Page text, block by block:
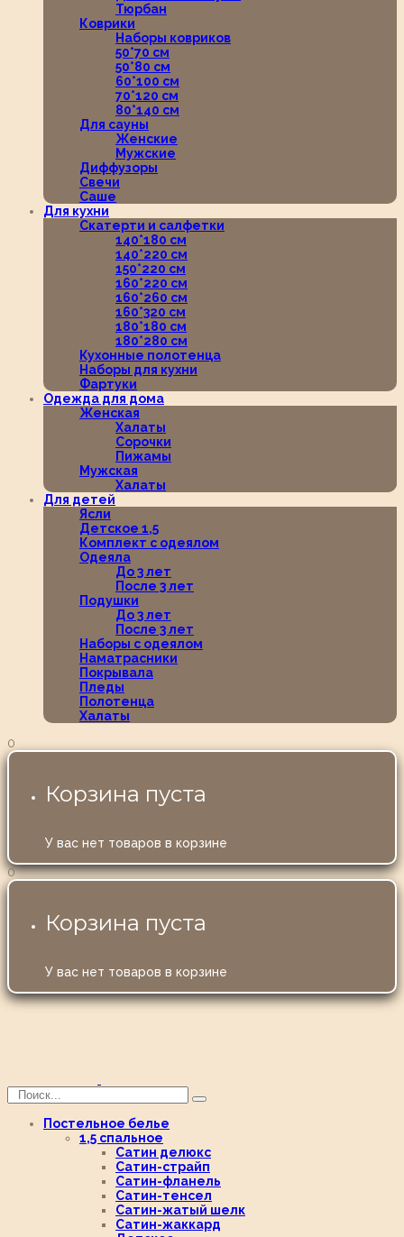
Тюрбан
Коврики
Наборы ковриков
50*70 см
50*80 см
60*100 см
70*120 см
80*140 см
Для сауны
Женские
Мужские
Диффузоры
Свечи
Саше
Для кухни
Скатерти и салфетки
140*180 см
140*220 см
150*220 см
160*220 см
160*260 см
160*320 см
180*180 см
180*280 см
Кухонные полотенца
Наборы для кухни
Фартуки
Одежда для дома
Женская
Халаты
Сорочки
Пижамы
Мужская
Халаты
Для детей
Ясли
Детское 1,5
Комплект с одеялом
Одеяла
До 3 лет
После 3 лет
Подушки
До 3 лет
После 3 лет
Наборы с одеялом
Наматрасники
Покрывала
Пледы
Полотенца
Халаты
0
Корзина пуста
У вас нет товаров в корзине
0
Корзина пуста
У вас нет товаров в корзине
Постельное белье
1,5 спальное
Сатин делюкс
Сатин-страйп
Сатин-фланель
Сатин-тенсел
Сатин-жатый шелк
Сатин-жаккард